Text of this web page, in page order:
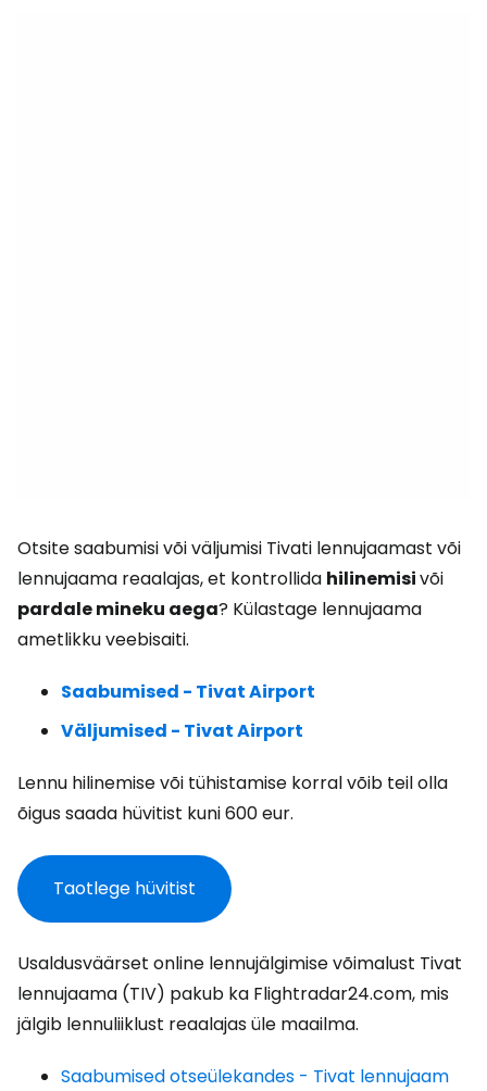
Otsite saabumisi või väljumisi Tivati lennujaamast või
lennujaama reaalajas, et kontrollida hilinemisivõi
pardale mineku aega? Külastage lennujaama
ametlikku veebisaiti.
Saabumised - Tivat Airport
Väljumised - Tivat Airport
Lennu hilinemise või tühistamise korral võib teil olla
õigus saada hüvitist kuni 600 eur.
Taotlege hüvitist
Usaldusväärset online lennujälgimise võimalust Tivat
lennujaama (TIV) pakub ka Flightradar24.com, mis
jälgib lennuliiklust reaalajas üle maailma.
Saabumised otseülekandes - Tivat lennujaam